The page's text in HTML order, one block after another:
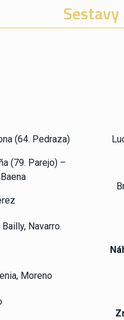
Sestavy
(64. Pedraza)
(79. Parejo) –
Navarro.
Moreno